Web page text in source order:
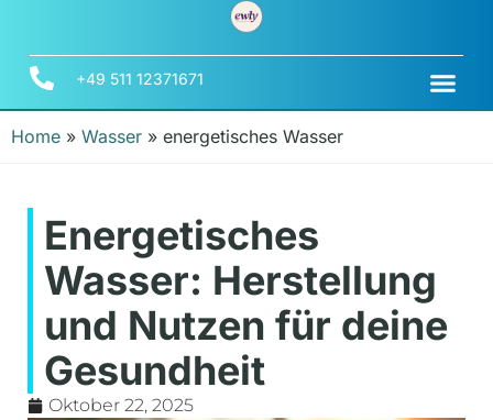
+49 511 12371671
Home » Wasser » energetisches Wasser
Energetisches
Wasser: Herstellung
und Nutzen für deine
Gesundheit
Oktober 22, 2025